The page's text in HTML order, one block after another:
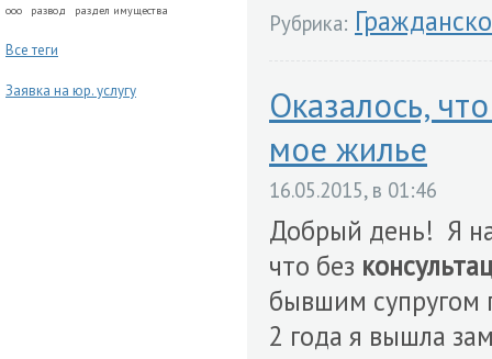
ооо
развод раздел имущества
Все теги
Заявка на юр. услугу
Рубрика:
Оказалось,
мое жилье
16.05.2015, в 01:46
Добрый день! Я
что без
бывшим супругом
2 года я вышла